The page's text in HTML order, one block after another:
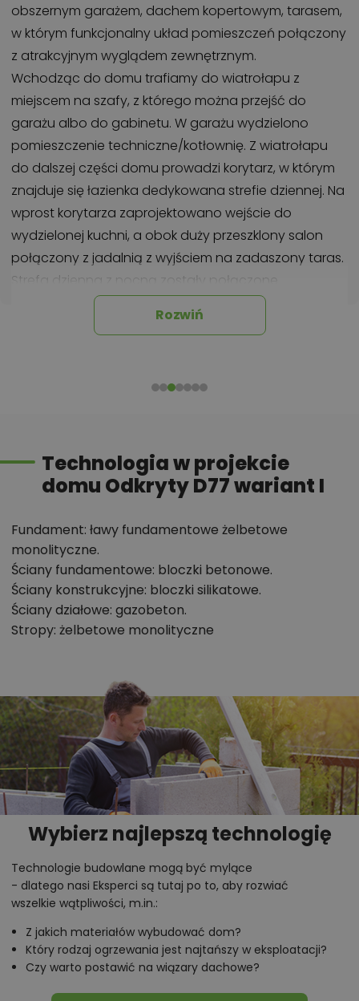
obszernym garażem, dachem kopertowym, tarasem,
w którym funkcjonalny układ pomieszczeń połączony
z atrakcyjnym wyglądem zewnętrznym.
Wchodząc do domu trafiamy do wiatrołapu z
miejscem na szafy, z którego można przejść do
garażu albo do gabinetu. W garażu wydzielono
pomieszczenie techniczne/kotłownię. Z wiatrołapu
do dalszej części domu prowadzi korytarz, w którym
znajduje się łazienka dedykowana strefie dziennej. Na
wprost korytarza zaprojektowano wejście do
wydzielonej kuchni, a obok duży przeszklony salon
połączony z jadalnią z wyjściem na zadaszony taras.
Strefa dzienna z nocną zostały połączone
korytarzem. W strefie nocnej znajdują się trzy pokoje:
dwa pokoje są rozmieszczone od strony ogrodu, a
W tej strefie zaprojektowano pomieszczenie
charakteryzuje się zwartą, elegancką bryłą z
umiejętnie połączonymi kolorami elewacji – bielą i
Chcesz uzyskać więcej informacji o tym
projekcie, na przykład:
polecane przez architekta zmiany,
możliwości wprowadzania modyfikacji,
optymalizacja kosztów budowy domu według
tego projektu,
informacje szczegółowe - np. wymiary
pomieszczeń, instalacje, materiały?
Zadzwoń52 384 49 90lub NAPISZ
Rozwiń
Technologia w projekcie
domu Odkryty D77 wariant I
Fundament: ławy fundamentowe żelbetowe
monolityczne.
Ściany fundamentowe: bloczki betonowe.
Ściany konstrukcyjne: bloczki silikatowe.
Ściany działowe: gazobeton.
Stropy: żelbetowe monolityczne
Wybierz najlepszą technologię
Technologie budowlane mogą być mylące
- dlatego nasi Eksperci są tutaj po to, aby rozwiać
wszelkie wątpliwości, m.in.:
Z jakich materiałów wybudować dom?
Który rodzaj ogrzewania jest najtańszy w eksploatacji?
Czy warto postawić na wiązary dachowe?